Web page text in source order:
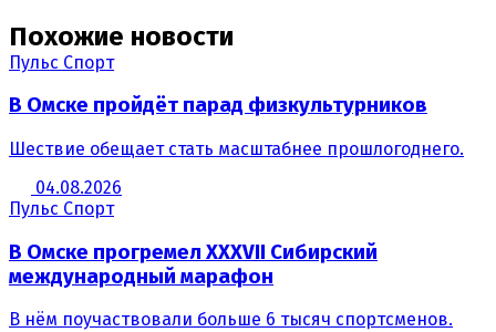
Похожие новости
Пульс Спорт
В Омске пройдёт парад физкультурников
Шествие обещает стать масштабнее прошлогоднего.
04.08.2026
Пульс Спорт
В Омске прогремел XXXVII Сибирский
международный марафон
В нём поучаствовали больше 6 тысяч спортсменов.